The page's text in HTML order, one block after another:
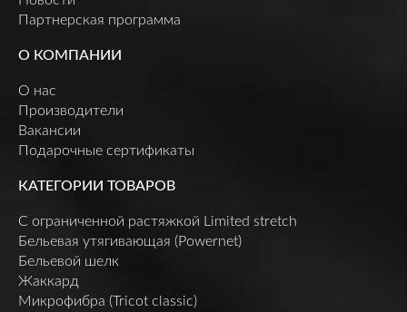
Партнерская программа
О КОМПАНИИ
О нас
Производители
Вакансии
Подарочные сертификаты
КАТЕГОРИИ ТОВАРОВ
C ограниченной растяжкой Limited stretch
Бельевая утягивающая (Powernet)
Бельевой шелк
Жаккард
Микрофибра (Tricot classic)